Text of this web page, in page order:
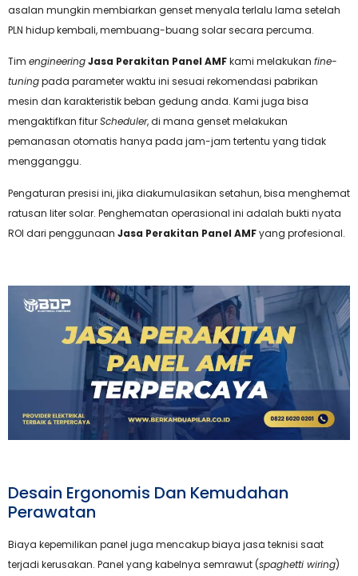
asalan mungkin membiarkan genset menyala terlalu lama setelah
PLN hidup kembali, membuang-buang solar secara percuma.
Tim engineeringJasa Perakitan Panel AMFkami melakukan fine-
tuningpada parameter waktu ini sesuai rekomendasi pabrikan
mesin dan karakteristik beban gedung anda. Kami juga bisa
mengaktifkan fiturScheduler, di mana genset melakukan
pemanasan otomatis hanya pada jam-jam tertentu yang tidak
mengganggu.
Pengaturan presisi ini, jika diakumulasikan setahun, bisa menghemat
ratusan liter solar. Penghematan operasional ini adalah bukti nyata
ROI dari penggunaan Jasa Perakitan Panel AMFyang profesional.
Desain Ergonomis Dan Kemudahan
Perawatan
Biaya kepemilikan panel juga mencakup biaya jasa teknisi saat
terjadi kerusakan. Panel yang kabelnya semrawut (spaghetti wiring)